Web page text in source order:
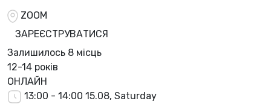
ZOOM
ЗАРЕЄСТРУВАТИСЯ
Залишилось 8 місць
12-14 років
ОНЛАЙН
13:00 - 14:00 15.08, Saturday